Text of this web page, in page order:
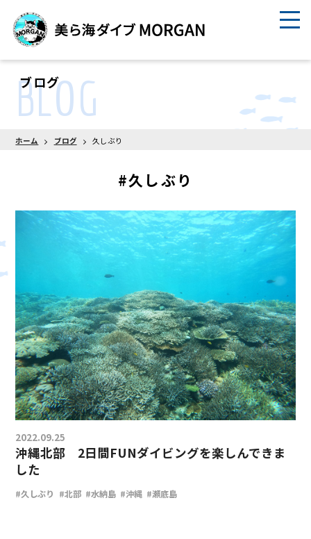
ブログ
BLOG
ホーム ブログ 久しぶり
#久しぶり
2022.09.25
沖縄北部 2日間FUNダイビングを楽しんできま
した
#久しぶり #北部 #水納島 #沖縄 #瀬底島